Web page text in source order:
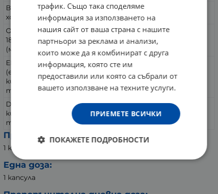
Витамин D3 (като
холекалциферол)
25 мкг
Омега-3 Рибено масло
18/12 (без ГМО)
(менхаден)
1 000 мг 1 000 мг
EPA
(ейкозапентаенова
киселина) като
триглицерид (TG)
180 мг 180 мг
DHA (докозахексаенова
киселина) като
триглицерид (TG)
120 мг 120 мг
Приемайте по:
1 капсула веднъж на ден с вода.
Една доза:
1 капсула
трафик. Също така споделяме
информация за използването на
нашия сайт от ваша страна с нашите
партньори за реклама и анализи,
които може да я комбинират с друга
информация, която сте им
предоставили или която са събрали от
вашето използване на техните услуги.
ПРИЕМЕТЕ ВСИЧКИ
ПОКАЖЕТЕ ПОДРОБНОСТИ